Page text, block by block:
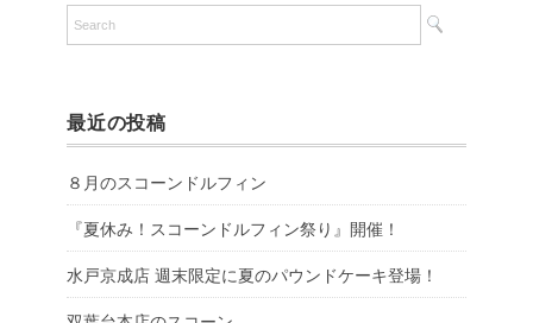
最近の投稿
８月のスコーンドルフィン
『夏休み！スコーンドルフィン祭り』開催！
水戸京成店 週末限定に夏のパウンドケーキ登場！